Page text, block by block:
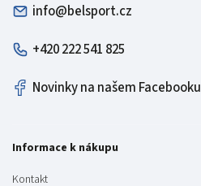
info@belsport.cz
+420 222 541 825
Novinky na našem Facebooku
Informace k nákupu
Kontakt